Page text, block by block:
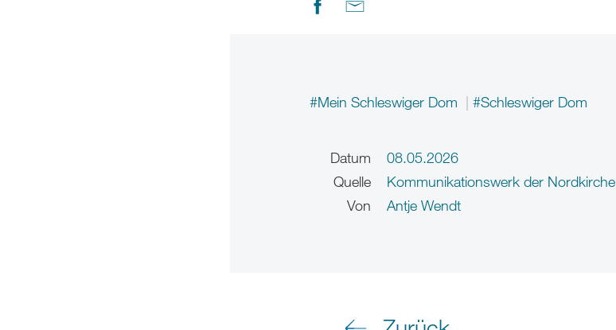
#Mein Schleswiger Dom #Schleswiger Dom
Datum
08.05.2026
Quelle
Kommunikationswerk der Nordkirche
Von
Antje Wendt